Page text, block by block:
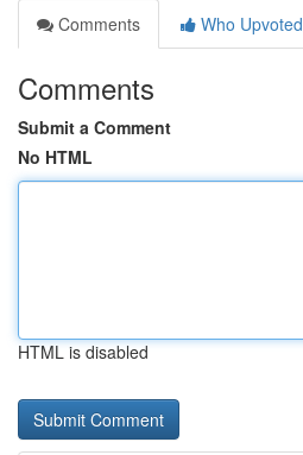
Comments
Who Upvoted
Comments
Submit a Comment
No HTML
HTML is disabled